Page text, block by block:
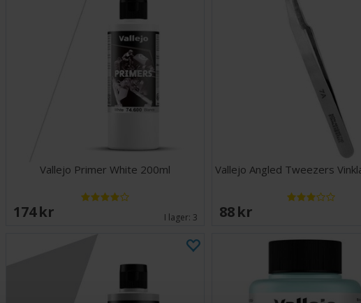
Vallejo Primer White 200ml
174 SEK I lager: 3
Vallejo Angled Tweezers
88 SEK